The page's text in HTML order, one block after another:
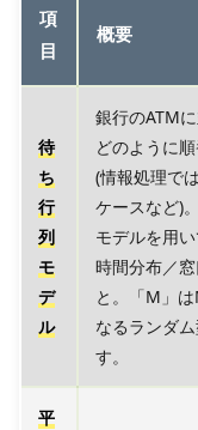
項
目
概要
待
ち
行
列
モ
デ
ル
銀行のATM
どのように
(情報処理で
ケースなど)
モデルを用
時間分布／
と。「M」
なるランダ
す。
平